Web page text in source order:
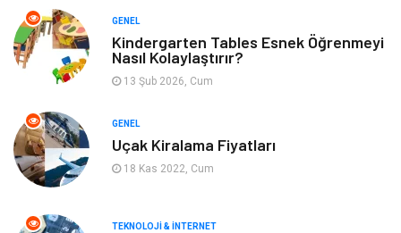
Yeme & İçme Anne & Çocuk
Ev İşleri Gayrimenkul
Organizasyon
Astroloji Aksesuar
Mobilya diş sağlığı
GENEL
Kindergarten Tables Esnek Öğrenmeyi
Nasıl Kolaylaştırır?
13 Şub 2026, Cum
GENEL
Uçak Kiralama Fiyatları
18 Kas 2022, Cum
TEKNOLOJI & İNTERNET